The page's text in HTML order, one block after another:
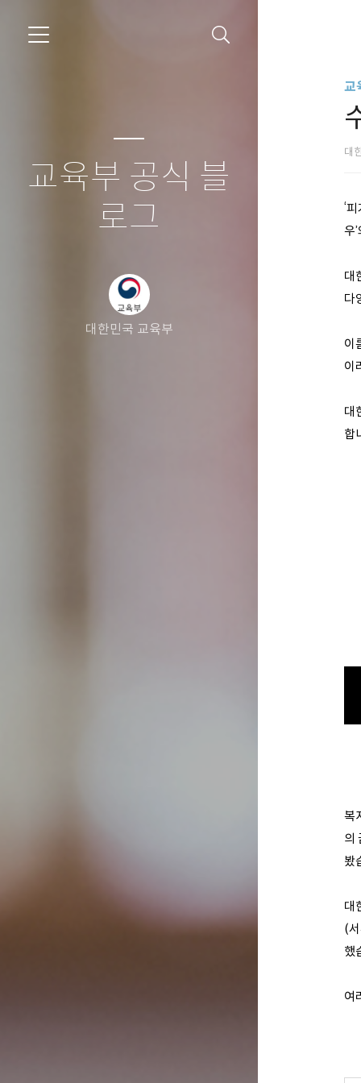
교육부 공식 블
로그
대한민국 교육부
교
대
‘
우
대
다
이
이
대
합
복
의
봤
대
(
했
여